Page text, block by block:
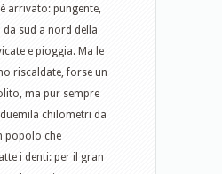
arrivato: pungente,
sud a nord della
e pioggia. Ma le
riscaldate, forse un
ma pur sempre
chilometri da
popolo che
i denti: per il gran